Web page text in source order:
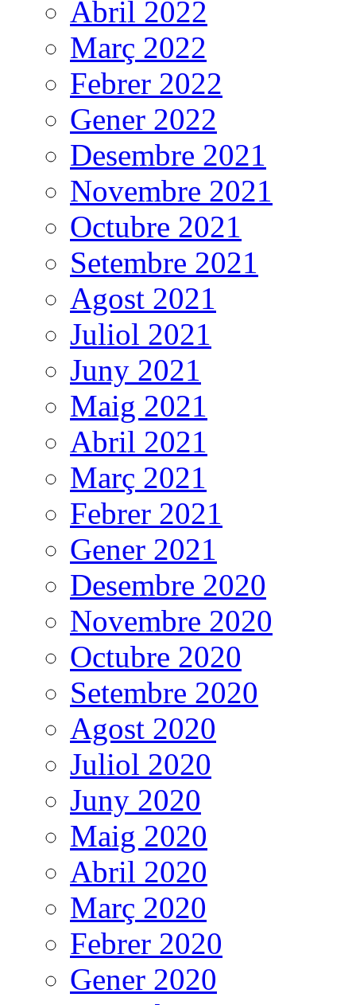
Abril 2022
Març 2022
Febrer 2022
Gener 2022
Desembre 2021
Novembre 2021
Octubre 2021
Setembre 2021
Agost 2021
Juliol 2021
Juny 2021
Maig 2021
Abril 2021
Març 2021
Febrer 2021
Gener 2021
Desembre 2020
Novembre 2020
Octubre 2020
Setembre 2020
Agost 2020
Juliol 2020
Juny 2020
Maig 2020
Abril 2020
Març 2020
Febrer 2020
Gener 2020